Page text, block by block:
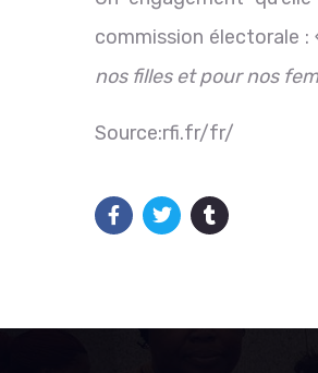
commission électorale :
nos filles et pour nos
Source:rfi.fr/fr/